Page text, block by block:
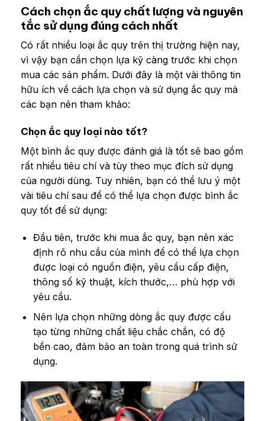
Cách chọn ắc quy chất lượng và nguyên
tắc sử dụng đúng cách nhất
Có rất nhiều loại ắc quy trên thị trường hiện nay,
vì vậy bạn cần chọn lựa kỹ càng trước khi chọn
mua các sản phẩm. Dưới đây là một vài thông tin
hữu ích về cách lựa chọn và sử dụng ắc quy mà
các bạn nên tham khảo:
Chọn ắc quy loại nào tốt?
Một bình ắc quy được đánh giá là tốt sẽ bao gồm
rất nhiều tiêu chí và tùy theo mục đích sử dụng
của người dùng. Tuy nhiên, bạn có thể lưu ý một
vài tiêu chí sau để có thể lựa chọn được bình ắc
quy tốt để sử dụng:
Đầu tiên, trước khi mua ắc quy, bạn nên xác
định rõ nhu cầu của mình để có thể lựa chọn
được loại có nguồn điện, yêu cầu cấp điện,
thông số kỹ thuật, kích thước,… phù hợp với
yêu cầu.
Nên lựa chọn những dòng ắc quy được cấu
tạo từng những chất liệu chắc chắn, có độ
bền cao, đảm bảo an toàn trong quá trình sử
dụng.